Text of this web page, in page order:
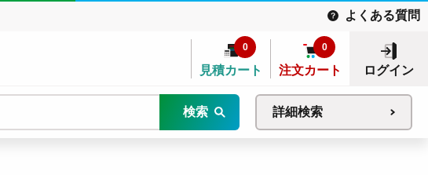
よくある質問
見積カート
0
注文カート
0
ログイン
検索 詳細検索